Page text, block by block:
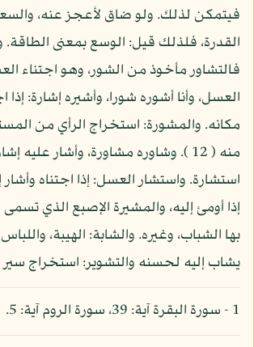
فيتمكن لذلك. ولو ضاق لأعجز عنه،
القدرة، فلذلك قيل: الوسع بمعنى الطاقة.
فالتشاور مأخوذ من الشور، وهو اجتناء
العسل، وأنا أشوره شورا، وأشيره إشارة: إذا
مكانه. والمشورة: استخراج الرأي من
منه ( 12 ). وشاوره مشاورة، وأشار عليه
استشارة. واستشار العسل: إذا اجتناه
إذا أومئ إليه، والمشيرة الإصبع الذي تسمى
بها الشباب، وغيره. والشابة: الهيبة،
يشاب إليه لحسنه والتشوير: استخراج سير
1 - سورة البقرة آية: 39، سورة الروم آية: 5.